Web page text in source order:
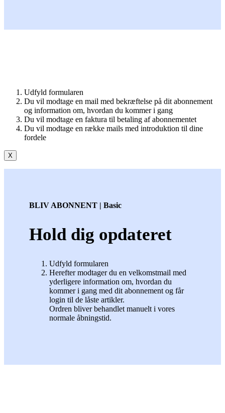
Udfyld formularen
Du vil modtage en mail med bekræftelse på dit abonnement
og information om, hvordan du kommer i gang
Du vil modtage en faktura til betaling af abonnementet
Du vil modtage en række mails med introduktion til dine
fordele
X
BLIV ABONNENT | Basic
Hold dig opdateret
Udfyld formularen
Herefter modtager du en velkomstmail med
yderligere information om, hvordan du
kommer i gang med dit abonnement og får
login til de låste artikler.
Ordren bliver behandlet manuelt i vores
normale åbningstid.